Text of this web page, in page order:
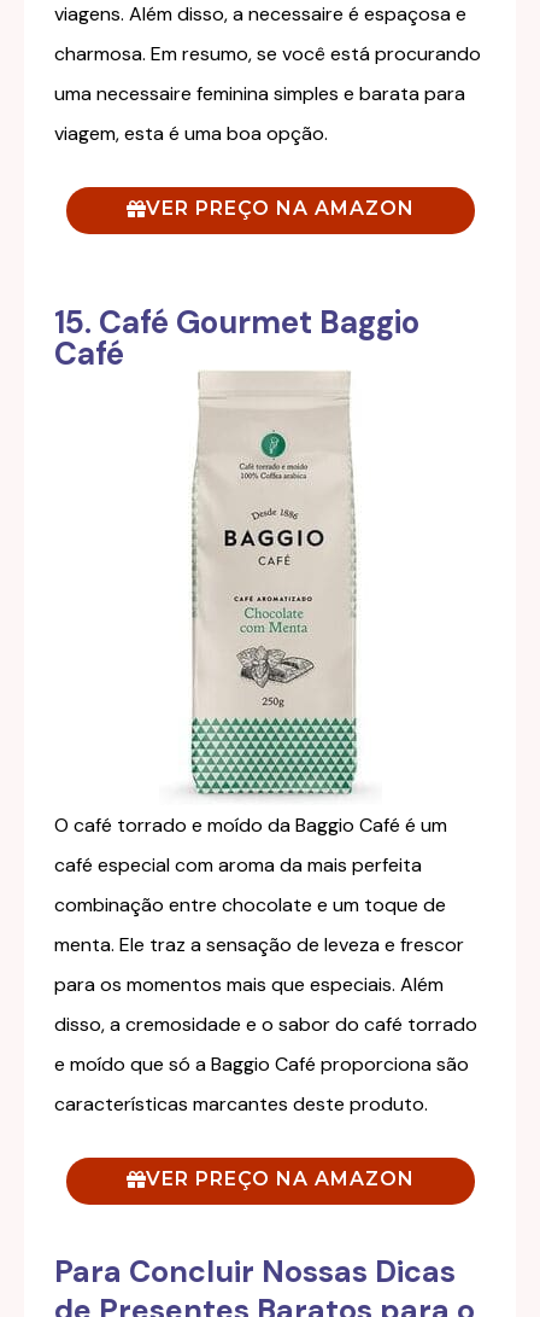
viagens. Além disso, a necessaire é espaçosa e
charmosa. Em resumo, se você está procurando
uma necessaire feminina simples e barata para
viagem, esta é uma boa opção.
VER PREÇO NA AMAZON
15. Café Gourmet Baggio
Café
O café torrado e moído da Baggio Café é um
café especial com aroma da mais perfeita
combinação entre chocolate e um toque de
menta. Ele traz a sensação de leveza e frescor
para os momentos mais que especiais. Além
disso, a cremosidade e o sabor do café torrado
e moído que só a Baggio Café proporciona são
características marcantes deste produto.
VER PREÇO NA AMAZON
Para Concluir Nossas Dicas